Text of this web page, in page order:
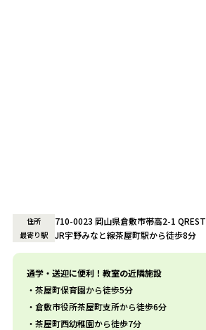
住所 710-0023 岡山県倉敷市帯高2-1
最寄り駅 JR宇野みなと線茶屋町駅から徒歩8分
通学・送迎に便利！教室の近隣施設
茶屋町保育園から徒歩5分
倉敷市役所茶屋町支所から徒歩6分
茶屋町西幼稚園から徒歩7分